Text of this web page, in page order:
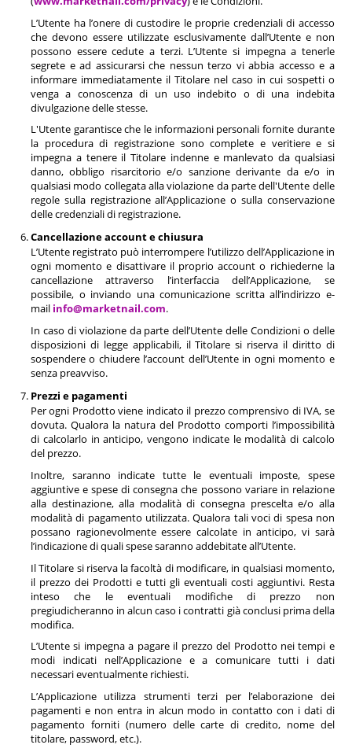
L’Utente ha l’onere di custodire le proprie credenziali di accesso
che devono essere utilizzate esclusivamente dall’Utente e non
possono essere cedute a terzi. L’Utente si impegna a tenerle
segrete e ad assicurarsi che nessun terzo vi abbia accesso e a
informare immediatamente il Titolare nel caso in cui sospetti o
venga a conoscenza di un uso indebito o di una indebita
divulgazione delle stesse.
L'Utente garantisce che le informazioni personali fornite durante
la procedura di registrazione sono complete e veritiere e si
impegna a tenere il Titolare indenne e manlevato da qualsiasi
danno, obbligo risarcitorio e/o sanzione derivante da e/o in
qualsiasi modo collegata alla violazione da parte dell'Utente delle
regole sulla registrazione all’Applicazione o sulla conservazione
delle credenziali di registrazione.
Cancellazione account e chiusura
L’Utente registrato può interrompere l’utilizzo dell’Applicazione in
ogni momento e disattivare il proprio account o richiederne la
cancellazione attraverso l’interfaccia dell’Applicazione, se
possibile, o inviando una comunicazione scritta all’indirizzo e-
mail info@marketnail.com.
In caso di violazione da parte dell’Utente delle Condizioni o delle
disposizioni di legge applicabili, il Titolare si riserva il diritto di
sospendere o chiudere l’account dell’Utente in ogni momento e
senza preavviso.
Prezzi e pagamenti
Per ogni Prodotto viene indicato il prezzo comprensivo di IVA, se
dovuta. Qualora la natura del Prodotto comporti l’impossibilità
di calcolarlo in anticipo, vengono indicate le modalità di calcolo
del prezzo.
Inoltre, saranno indicate tutte le eventuali imposte, spese
aggiuntive e spese di consegna che possono variare in relazione
alla destinazione, alla modalità di consegna prescelta e/o alla
modalità di pagamento utilizzata. Qualora tali voci di spesa non
possano ragionevolmente essere calcolate in anticipo, vi sarà
l’indicazione di quali spese saranno addebitate all’Utente.
Il Titolare si riserva la facoltà di modificare, in qualsiasi momento,
il prezzo dei Prodotti e tutti gli eventuali costi aggiuntivi. Resta
inteso che le eventuali modifiche di prezzo non
pregiudicheranno in alcun caso i contratti già conclusi prima della
modifica.
L’Utente si impegna a pagare il prezzo del Prodotto nei tempi e
modi indicati nell’Applicazione e a comunicare tutti i dati
necessari eventualmente richiesti.
L’Applicazione utilizza strumenti terzi per l’elaborazione dei
pagamenti e non entra in alcun modo in contatto con i dati di
pagamento forniti (numero delle carte di credito, nome del
titolare, password, etc.).